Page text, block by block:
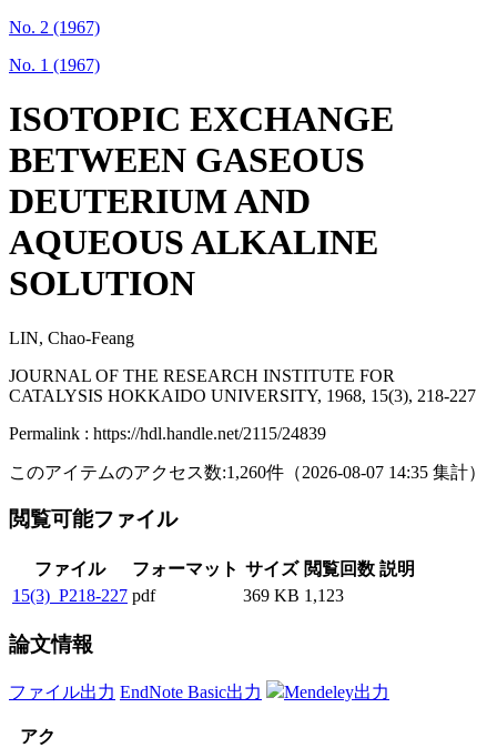
No. 2 (1967)
No. 1 (1967)
ISOTOPIC EXCHANGE
BETWEEN GASEOUS
DEUTERIUM AND
AQUEOUS ALKALINE
SOLUTION
LIN, Chao-Feang
JOURNAL OF THE RESEARCH INSTITUTE FOR
CATALYSIS HOKKAIDO UNIVERSITY, 1968, 15(3), 218-227
Permalink : https://hdl.handle.net/2115/24839
このアイテムのアクセス数:1,260件 （2026-08-07 14:35 集計）
閲覧可能ファイル
ファイル フォーマット サイズ 閲覧回数 説明
15(3)_P218-227 pdf 369 KB 1,123
論文情報
ファイル出力 EndNote Basic出力 Mendeley出力
アク